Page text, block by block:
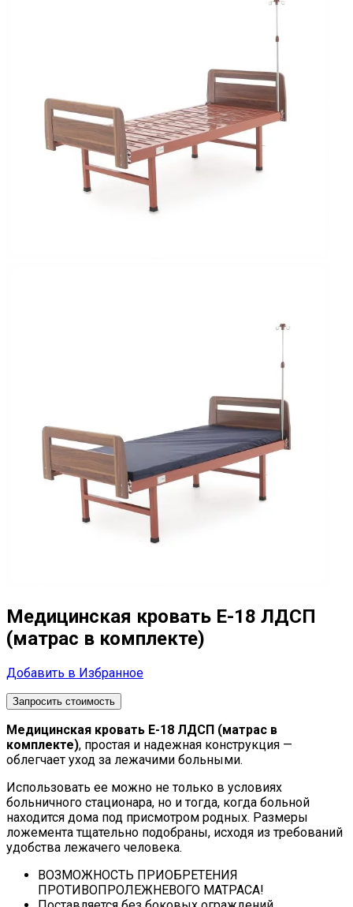
Медицинская кровать Е-18 ЛДСП
(матрас в комплекте)
Добавить в Избранное
Запросить стоимость
Медицинская кровать Е-18 ЛДСП (матрас в
комплекте), простая и надежная конструкция —
облегчает уход за лежачими больными.
Использовать ее можно не только в условиях
больничного стационара, но и тогда, когда больной
находится дома под присмотром родных. Размеры
ложемента тщательно подобраны, исходя из требований
удобства лежачего человека.
ВОЗМОЖНОСТЬ ПРИОБРЕТЕНИЯ
ПРОТИВОПРОЛЕЖНЕВОГО МАТРАСА!